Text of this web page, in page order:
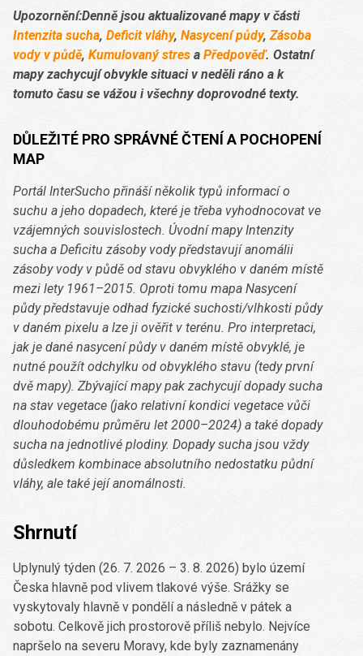
Upozornění:Denně jsou aktualizované mapy v části
Intenzita sucha, Deficit vláhy, Nasycení půdy, Zásoba
vody v půdě, Kumulovaný stres a Předpověď. Ostatní
mapy zachycují obvykle situaci v neděli ráno a k
tomuto času se vážou i všechny doprovodné texty.
DŮLEŽITÉ PRO SPRÁVNÉ ČTENÍ A POCHOPENÍ
MAP
Portál InterSucho přináší několik typů informací o
suchu a jeho dopadech, které je třeba vyhodnocovat ve
vzájemných souvislostech. Úvodní mapy Intenzity
sucha a Deficitu zásoby vody představují anomálii
zásoby vody v půdě od stavu obvyklého v daném místě
mezi lety 1961–2015. Oproti tomu mapa Nasycení
půdy představuje odhad fyzické suchosti/vlhkosti půdy
v daném pixelu a lze ji ověřit v terénu. Pro interpretaci,
jak je dané nasycení půdy v daném místě obvyklé, je
nutné použít odchylku od obvyklého stavu (tedy první
dvě mapy). Zbývající mapy pak zachycují dopady sucha
na stav vegetace (jako relativní kondici vegetace vůči
dlouhodobému průměru let 2000–2024) a také dopady
sucha na jednotlivé plodiny. Dopady sucha jsou vždy
důsledkem kombinace absolutního nedostatku půdní
vláhy, ale také její anomálnosti.
Shrnutí
Uplynulý týden (26. 7. 2026 – 3. 8. 2026) bylo území
Česka hlavně pod vlivem tlakové výše. Srážky se
vyskytovaly hlavně v pondělí a následně v pátek a
sobotu. Celkově jich prostorově příliš nebylo. Nejvíce
napršelo na severu Moravy, kde byly zaznamenány